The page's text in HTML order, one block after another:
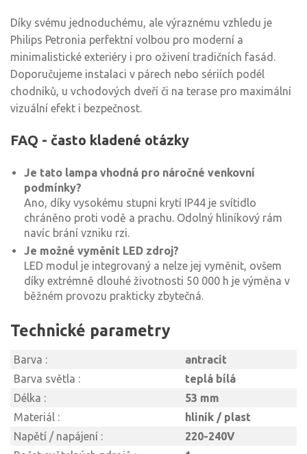
Díky svému jednoduchému, ale výraznému vzhledu je
Philips Petronia perfektní volbou pro moderní a
minimalistické exteriéry i pro oživení tradičních fasád.
Doporučujeme instalaci v párech nebo sériích podél
chodníků, u vchodových dveří či na terase pro maximální
vizuální efekt i bezpečnost.
FAQ - často kladené otázky
Je tato lampa vhodná pro náročné venkovní
podmínky?
Ano, díky vysokému stupni krytí IP44 je svítidlo
chráněno proti vodě a prachu. Odolný hliníkový rám
navíc brání vzniku rzi.
Je možné vyměnit LED zdroj?
LED modul je integrovaný a nelze jej vyměnit, ovšem
díky extrémně dlouhé životnosti 50 000 h je výměna v
běžném provozu prakticky zbytečná.
Technické parametry
Barva :
antracit
Barva světla :
teplá bílá
Délka :
53 mm
Materiál :
hliník / plast
Napětí / napájení :
220-240V